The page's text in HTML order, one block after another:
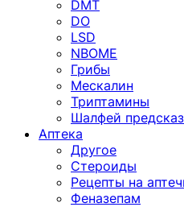
DMT
DO
LSD
NBOME
Грибы
Мескалин
Триптамины
Шалфей
Аптека
Другое
Стероиды
Рецепты на
Феназепам